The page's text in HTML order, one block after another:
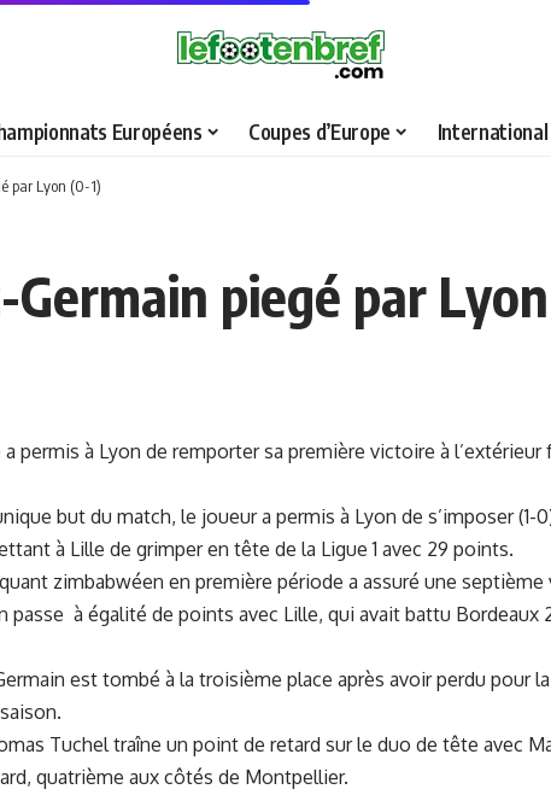
Européens Coupes d’Europe International
par Lyon (0-1)
Germain piegé par
permis à Lyon de remporter sa première victoire à l’extérieur
but du match, le joueur a permis à Lyon de s’imposer (1-
à Lille de grimper en tête de la Ligue 1 avec 29 points.
zimbabwéen en première période a assuré une
passe à égalité de points avec Lille, qui avait battu Bordeaux
est tombé à la troisième place après avoir perdu pour
Tuchel traîne un point de retard sur le duo de tête avec
quatrième aux côtés de Montpellier.